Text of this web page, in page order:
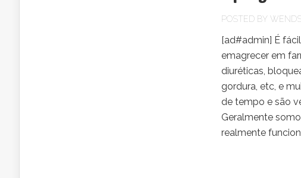
POSTED BY
[ad#admin] É
emagrecer em
diuréticas,
gordura, etc, e
de tempo e são
Geralmente
realmente